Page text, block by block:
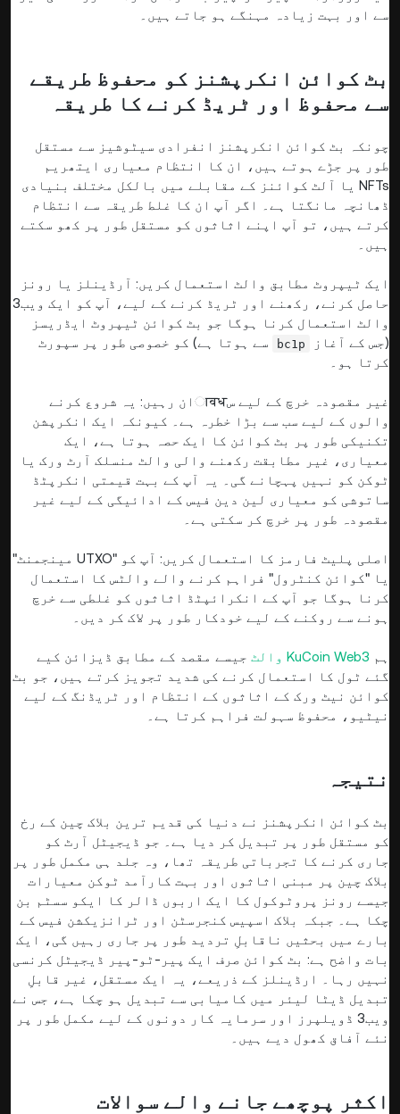
سے اور بہت زیادہ مہنگے ہو جاتے ہیں۔
بٹ کوائن انکرپشنز کو محفوظ طریقے
سے محفوظ اور ٹریڈ کرنے کا طریقہ
چونکہ بٹ کوائن انکرپشنز انفرادی سیٹوشیز سے مستقل
طور پر جڑے ہوتے ہیں، ان کا انتظام معیاری ایتھریم
NFTs یا آلٹ کوائنز کے مقابلے میں بالکل مختلف بنیادی
ڈھانچہ مانگتا ہے۔ اگر آپ ان کا غلط طریقہ سے انتظام
کرتے ہیں، تو آپ اپنے اثاثوں کو مستقل طور پر کھو سکتے
ہیں۔
ایک ٹیپروٹ مطابق والٹ استعمال کریں: آرڈینلز یا رونز
حاصل کرنے، رکھنے اور ٹریڈ کرنے کے لیے، آپ کو ایک ویب3
والٹ استعمال کرنا ہوگا جو بٹ کوائن ٹیپروٹ ایڈریسز
(جس کے آغاز
bc1p
سے ہوتا ہے) کو خصوصی طور پر سپورٹ
کرتا ہو۔
غیر مقصودہ خرچ کے لیے سावधان رہیں: یہ شروع کرنے
والوں کے لیے سب سے بڑا خطرہ ہے۔ کیونکہ ایک انکرپشن
تکنیکی طور پر بٹ کوائن کا ایک حصہ ہوتا ہے، ایک
معیاری، غیر مطابقت رکھنے والی والٹ منسلک آرٹ ورک یا
ٹوکن کو نہیں پہچانے گی۔ یہ آپ کے بہت قیمتی انکرپٹڈ
ساتوشی کو معیاری لین دین فیس کے ادائیگی کے لیے غیر
مقصودہ طور پر خرچ کر سکتی ہے۔
اصلی پلیٹ فارمز کا استعمال کریں: آپ کو "UTXO مینجمنٹ"
یا "کوائن کنٹرول" فراہم کرنے والے والٹس کا استعمال
کرنا ہوگا جو آپ کے انکرائپٹڈ اثاثوں کو غلطی سے خرچ
ہونے سے روکنے کے لیے خودکار طور پر لاک کر دیں۔
ہم KuCoin Web3 والٹ
جیسے مقصد کے مطابق ڈیزائن کیے
گئے ٹول کا استعمال کرنے کی شدید تجویز کرتے ہیں، جو بٹ
کوائن نیٹ ورک کے اثاثوں کے انتظام اور ٹریڈنگ کے لیے
نیٹیو، محفوظ سہولت فراہم کرتا ہے۔
نتیجہ
بٹ کوائن انکرپشنز نے دنیا کی قدیم ترین بلاک چین کے رخ
کو مستقل طور پر تبدیل کر دیا ہے۔ جو ڈیجیٹل آرٹ کو
جاری کرنے کا تجرباتی طریقہ تھا، وہ جلد ہی مکمل طور پر
بلاک چین پر مبنی اثاثوں اور بہت کارآمد ٹوکن معیارات
جیسے رونز پروٹوکول کا ایک اربوں ڈالر کا ایکو سسٹم بن
چکا ہے۔ جبکہ بلاک اسپیس کنجرسٹن اور ٹرانزیکشن فیس کے
بارے میں بحثیں ناقابلِ تردید طور پر جاری رہیں گی، ایک
بات واضح ہے: بٹ کوائن صرف ایک پیر-ٹو-پیر ڈیجیٹل کرنسی
نہیں رہا۔ ارڈینلز کے ذریعے، یہ ایک مستقل، غیر قابلِ
تبدیل ڈیٹا لیئر میں کامیابی سے تبدیل ہو چکا ہے، جس نے
ویب3 ڈویلپرز اور سرمایہ کار دونوں کے لیے مکمل طور پر
نئے آفاق کھول دیے ہیں۔
اکثر پوچھے جانے والے سوالات